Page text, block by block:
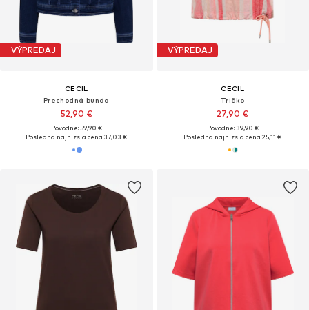
VÝPREDAJ
CECIL
Prechodná bunda
52,90 €
Pôvodne: 59,90 €
Posledná najnižšia cena:37,03 €
VÝPREDAJ
CECIL
Tričko
27,90 €
Pôvodne: 39,90 €
Posledná najnižšia cena:25,11 €